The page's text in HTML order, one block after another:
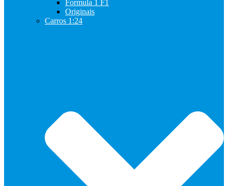
Formula 1 F1
Originais
Carros 1:24